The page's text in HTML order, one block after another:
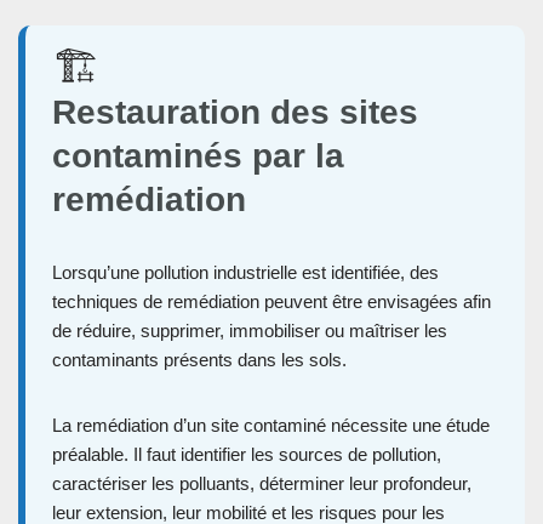
🏗️
Restauration des sites
contaminés par la
remédiation
Lorsqu’une pollution industrielle est identifiée, des
techniques de remédiation peuvent être envisagées afin
de réduire, supprimer, immobiliser ou maîtriser les
contaminants présents dans les sols.
La remédiation d’un site contaminé nécessite une étude
préalable. Il faut identifier les sources de pollution,
caractériser les polluants, déterminer leur profondeur,
leur extension, leur mobilité et les risques pour les